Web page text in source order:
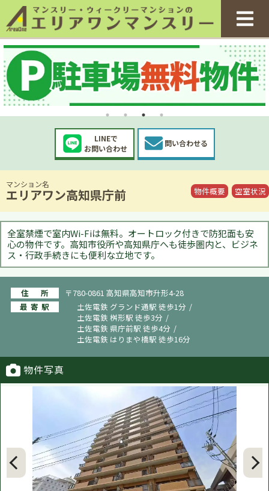
LINEで
お問い合わせ
問い合わせる
マンション名
エリアワン高知県庁前 物件概要 空室状況
全室禁煙で室内Wi-Fiは無料。オートロック付きで防犯面も安
心の物件です。高知市役所や高知県庁へも徒歩圏内と、ビジネ
ス・行政手続きにも便利な立地です。
住所
〒780-0861 高知県高知市升形4-28
最寄駅
土佐電鉄 グランド通駅 徒歩1分
土佐電鉄 桝形駅 徒歩3分
土佐電鉄 県庁前駅 徒歩4分
土佐電鉄 はりまや橋駅 徒歩16分
物件写真